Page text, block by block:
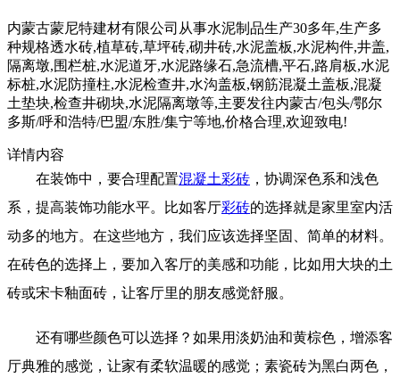
内蒙古蒙尼特建材有限公司从事水泥制品生产30多年,生产多
种规格透水砖,植草砖,草坪砖,砌井砖,水泥盖板,水泥构件,井盖,
隔离墩,围栏桩,水泥道牙,水泥路缘石,急流槽,平石,路肩板,水泥
标桩,水泥防撞柱,水泥检查井,水沟盖板,钢筋混凝土盖板,混凝
土垫块,检查井砌块,水泥隔离墩等,主要发往内蒙古/包头/鄂尔
多斯/呼和浩特/巴盟/东胜/集宁等地,价格合理,欢迎致电!
详情内容
在装饰中，要合理配置混凝土彩砖 ，协调深色系和浅色
系，提高装饰功能水平。比如客厅彩砖的选择就是家里室内活
动多的地方。在这些地方，我们应该选择坚固、简单的材料。
在砖色的选择上，要加入客厅的美感和功能，比如用大块的土
砖或宋卡釉面砖，让客厅里的朋友感觉舒服。
还有哪些颜色可以选择？如果用淡奶油和黄棕色，增添客
厅典雅的感觉，让家有柔软温暖的感觉；素瓷砖为黑白两色，